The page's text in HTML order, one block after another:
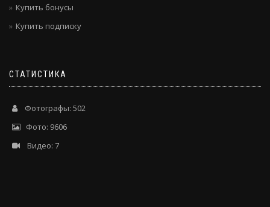
Купить бонусы
Купить подписку
СТАТИСТИКА
Фотографы: 502
Фото: 9606
Видео: 7